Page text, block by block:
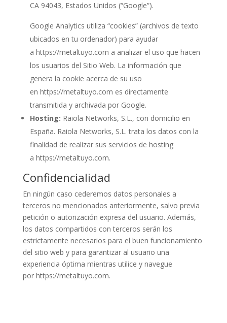
CA 94043, Estados Unidos (“Google”).
Google Analytics utiliza “cookies” (archivos de texto
ubicados en tu ordenador) para ayudar
a https://metaltuyo.com a analizar el uso que hacen
los usuarios del Sitio Web. La información que
genera la cookie acerca de su uso
en https://metaltuyo.com es directamente
transmitida y archivada por Google.
Hosting: Raiola Networks, S.L., con domicilio en
España. Raiola Networks, S.L. trata los datos con la
finalidad de realizar sus servicios de hosting
a https://metaltuyo.com.
Confidencialidad
En ningún caso cederemos datos personales a
terceros no mencionados anteriormente, salvo previa
petición o autorización expresa del usuario. Además,
los datos compartidos con terceros serán los
estrictamente necesarios para el buen funcionamiento
del sitio web y para garantizar al usuario una
experiencia óptima mientras utilice y navegue
por https://metaltuyo.com.